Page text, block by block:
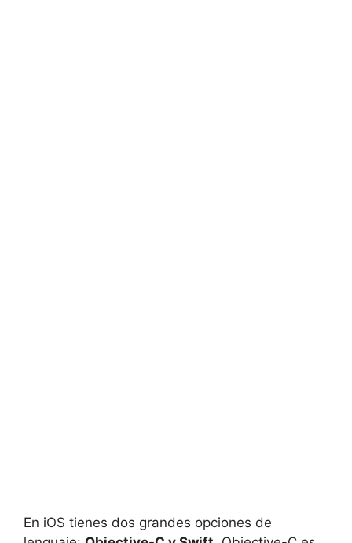
En iOS tienes dos grandes opciones de